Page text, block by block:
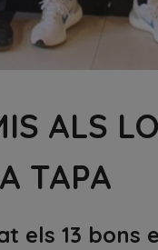
ALS
TAPA
els 13